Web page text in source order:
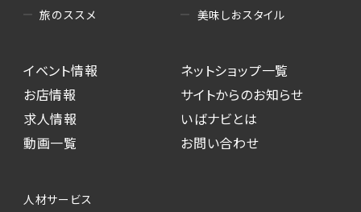
旅のススメ
美味しおスタイル
イベント情報
お店情報
求人情報
動画一覧
ネットショップ一覧
サイトからのお知らせ
いばナビとは
お問い合わせ
人材サービス